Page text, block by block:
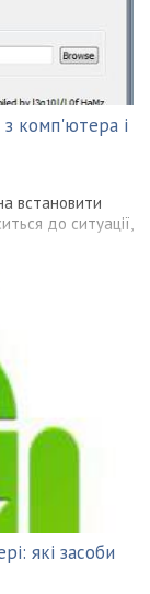
комп'ютера і
встановити
до ситуації,
які засоби